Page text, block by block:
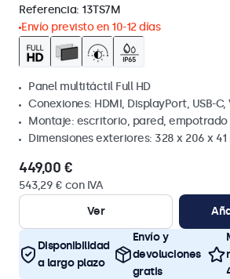
Referencia: 13TS7M
Envío previsto en 10-12 días
Panel multitáctil Full HD
Conexiones: HDMI, DisplayPort, USB-C,
Montaje: escritorio, pared, empotrado
Dimensiones exteriores: 328 x 206 x 41
449,00 €
543,29 € con IVA
Ver
Disponibilidad
a largo plazo
Envío y
devoluciones
gratis